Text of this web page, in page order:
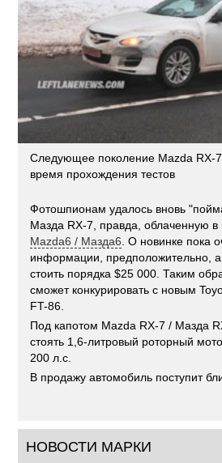
Следующее поколение Mazda RX-
время прохождения тестов
Фотошпионам удалось вновь
Мазда RX-7, правда, облаченную в
Mazda6 / Мазда6 . О новинке пока
информации, предположительно,
стоить порядка $25 000. Таким
сможет конкурировать с новым
FT-86.
Под капотом Mazda RX-7 / Мазда
стоять 1,6-литровый роторный
200 л.с.
В продажу автомобиль поступит
НОВОСТИ МАРКИ